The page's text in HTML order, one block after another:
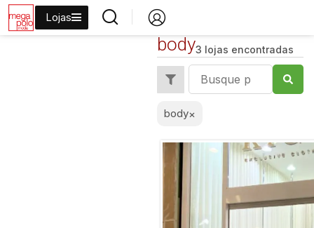
Lojas
body3 lojas encontradas
body×